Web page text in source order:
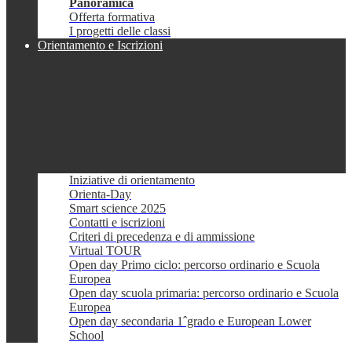
Panoramica
Offerta formativa
I progetti delle classi
Orientamento e Iscrizioni
Iniziative di orientamento
Orienta-Day
Smart science 2025
Contatti e iscrizioni
Criteri di precedenza e di ammissione
Virtual TOUR
Open day Primo ciclo: percorso ordinario e Scuola
Europea
Open day scuola primaria: percorso ordinario e Scuola
Europea
Open day secondaria 1ˆgrado e European Lower
School